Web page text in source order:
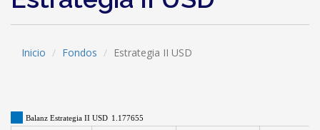
Inicio Fondos Estrategia II USD
Balanz Estrategia II USD 1.177655